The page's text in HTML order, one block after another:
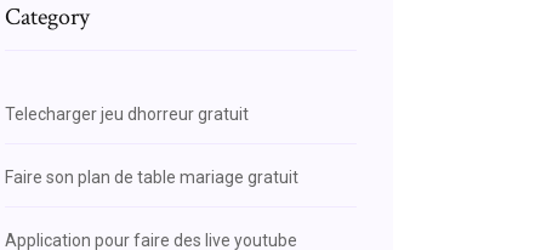
Category
Telecharger jeu dhorreur gratuit
Faire son plan de table mariage gratuit
Application pour faire des live youtube